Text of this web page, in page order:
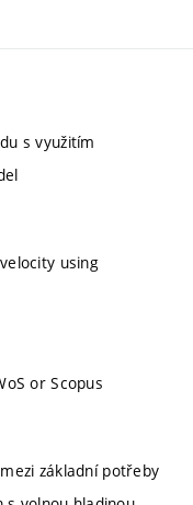
s využitím
using
or Scopus
základní potřeby